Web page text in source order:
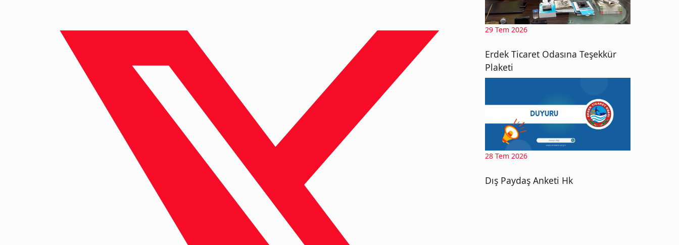
29 Tem 2026
Erdek Ticaret Odasına Teşekkür
Plaketi
28 Tem 2026
Dış Paydaş Anketi Hk